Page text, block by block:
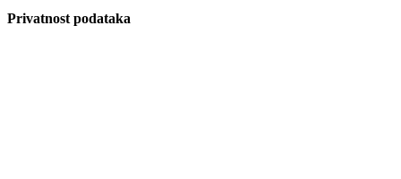
Privatnost podataka